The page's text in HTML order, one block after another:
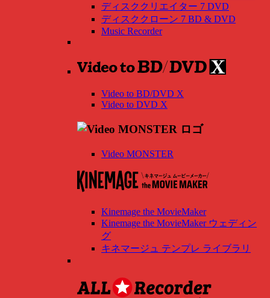
ディスククリエイター 7 DVD
ディスククローン 7 BD & DVD
Music Recorder
Video to BD/DVD X
Video to DVD X
Video MONSTER
Kinemage the MovieMaker
Kinemage the MovieMaker ウェディン
グ
キネマージュ テンプレ ライブラリ